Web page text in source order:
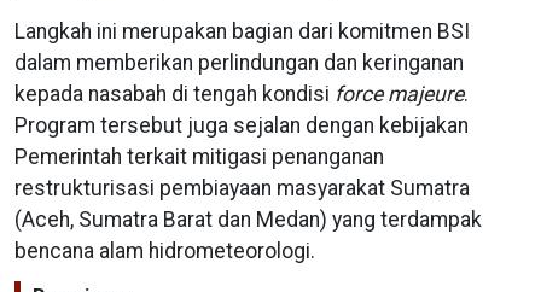
Langkah ini merupakan bagian dari komitmen BSI
dalam memberikan perlindungan dan keringanan
kepada nasabah di tengah kondisi force majeure.
Program tersebut juga sejalan dengan kebijakan
Pemerintah terkait mitigasi penanganan
restrukturisasi pembiayaan masyarakat Sumatra
(Aceh, Sumatra Barat dan Medan) yang terdampak
bencana alam hidrometeorologi.